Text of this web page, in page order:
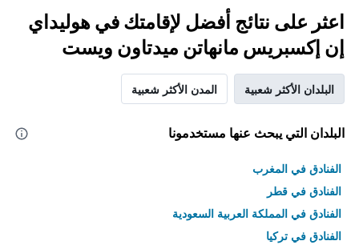
اعثر على نتائج أفضل لإقامتك في هوليداي
إن إكسبريس مانهاتن ميدتاون ويست
البلدان الأكثر شعبية المدن الأكثر شعبية
البلدان التي يبحث عنها مستخدمونا
الفنادق في المغرب
الفنادق في قطر
الفنادق في المملكة العربية السعودية
الفنادق في تركيا